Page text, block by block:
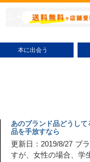
本に出会う
あのブランド品どうし
品を手放すなら
更新日：2019/8/27 ブ
すが、女性の場合、学